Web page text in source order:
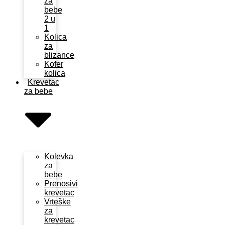
bebe
2 u
1
Kolica
za
blizance
Kofer
kolica
Krevetac
za bebe
Kolevka
za
bebe
Prenosivi
krevetac
Vrteške
za
krevetac